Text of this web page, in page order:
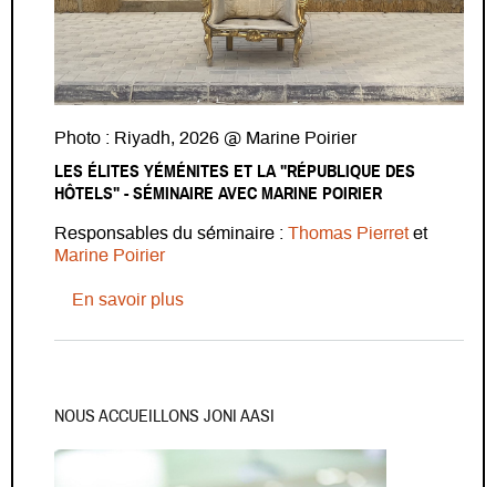
Photo : Riyadh, 2026 @ Marine Poirier
LES ÉLITES YÉMÉNITES ET LA "RÉPUBLIQUE DES
HÔTELS" - SÉMINAIRE AVEC MARINE POIRIER
Responsables du séminaire : Thomas Pierretet
Marine Poirier
En savoir plussur Les élites yéménites et la
NOUS ACCUEILLONS JONI AASI